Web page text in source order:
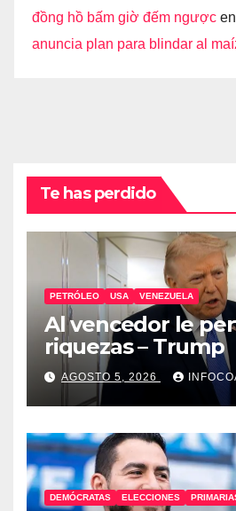
đồng hồ bấm giờ đếm ngược en
anuncia plan para blindar al
Te has perdido
PETRÓLEO USA VENEZUELA
Al vencedor le
riquezas – Trump
AGOSTO 5, 2026
DEMÓCRATAS ELECCIONES